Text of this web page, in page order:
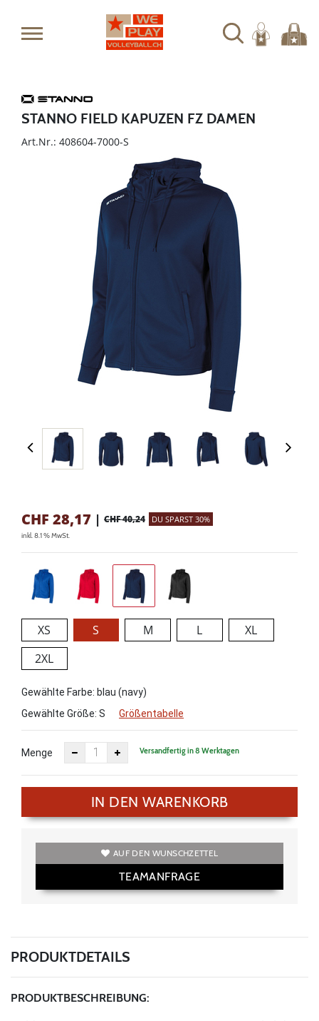
STANNO FIELD KAPUZEN FZ DAMEN
Art.Nr.: 408604-7000-S
CHF 28,17 | CHF 40,24 DU SPARST 30%
inkl. 8.1 % MwSt.
XS S M L
XL
2XL
Gewählte Farbe: blau (navy)
Gewählte Größe: S Größentabelle
Menge Versandfertig in 8 Werktagen
IN DEN WARENKORB
AUF DEN WUNSCHZETTEL
TEAMANFRAGE
PRODUKTDETAILS
PRODUKTBESCHREIBUNG: